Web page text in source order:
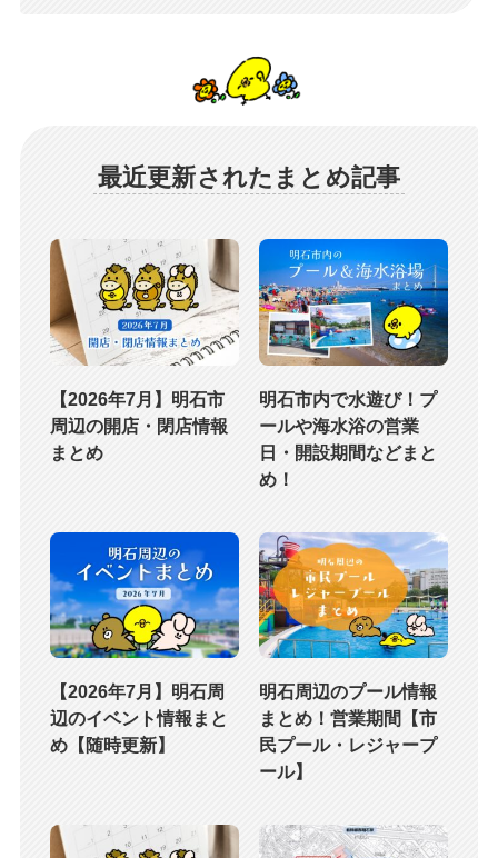
最近更新されたまとめ記事
【2026年7月】明石市
周辺の開店・閉店情報
まとめ
明石市内で水遊び！プ
ールや海水浴の営業
日・開設期間などまと
め！
【2026年7月】明石周
辺のイベント情報まと
め【随時更新】
明石周辺のプール情報
まとめ！営業期間【市
民プール・レジャープ
ール】